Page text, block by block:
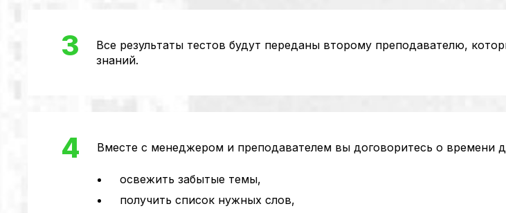
3
Все результаты тестов будут переданы второму преподавателю,
знаний.
4 Вместе с менеджером и преподавателем вы договоритесь о времени
освежить забытые темы,
получить список нужных слов,